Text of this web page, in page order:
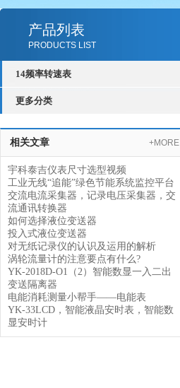
产品列表
PRODUCTS LIST
14频率转速表
更多分类
相关文章 +MORE
宇科泰吉仪表尺寸选型视频
工业无线“追能”绿色节能系统监控平台
交流电流采集器，记录电压采集器，交
流通讯转换器
如何选择液位变送器
投入式液位变送器
对无纸记录仪的认识及运用的解析
涡轮流量计的注意要点有什么?
YK-2018D-O1（2）智能数显一入二出
变送隔离器
电能消耗测量小帮手——电能表
YK-33LCD，智能液晶安时表，智能数
显安时计